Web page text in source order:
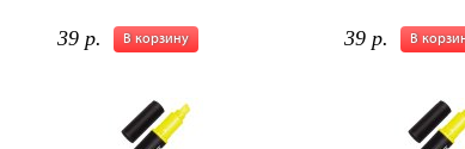
В корзину
39 р. В
39 р.